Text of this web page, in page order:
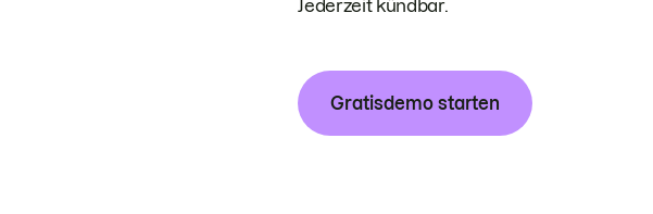
Jederzeit kündbar.
Gratisdemo starten